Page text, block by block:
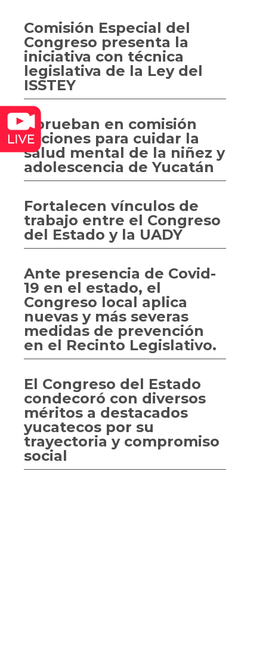
Comisión Especial del
Congreso presenta la
iniciativa con técnica
legislativa de la Ley del
ISSTEY
Aprueban en comisión
acciones para cuidar la
salud mental de la niñez y
adolescencia de Yucatán
Fortalecen vínculos de
trabajo entre el Congreso
del Estado y la UADY
Ante presencia de Covid-
19 en el estado, el
Congreso local aplica
nuevas y más severas
medidas de prevención
en el Recinto Legislativo.
El Congreso del Estado
condecoró con diversos
méritos a destacados
yucatecos por su
trayectoria y compromiso
social